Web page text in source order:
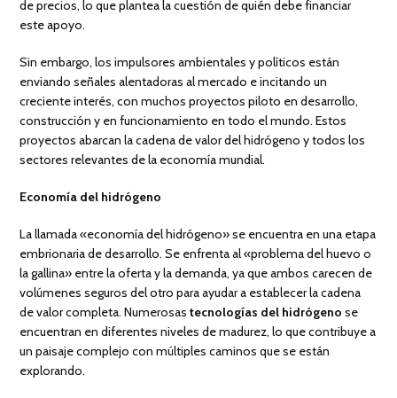
de precios, lo que plantea la cuestión de quién debe financiar
este apoyo.
Sin embargo, los impulsores ambientales y políticos están
enviando señales alentadoras al mercado e incitando un
creciente interés, con muchos proyectos piloto en desarrollo,
construcción y en funcionamiento en todo el mundo. Estos
proyectos abarcan la cadena de valor del hidrógeno y todos los
sectores relevantes de la economía mundial.
Economía del hidrógeno
La llamada «economía del hidrógeno» se encuentra en una etapa
embrionaria de desarrollo. Se enfrenta al «problema del huevo o
la gallina» entre la oferta y la demanda, ya que ambos carecen de
volúmenes seguros del otro para ayudar a establecer la cadena
de valor completa. Numerosastecnologías del hidrógeno se
encuentran en diferentes niveles de madurez, lo que contribuye a
un paisaje complejo con múltiples caminos que se están
explorando.